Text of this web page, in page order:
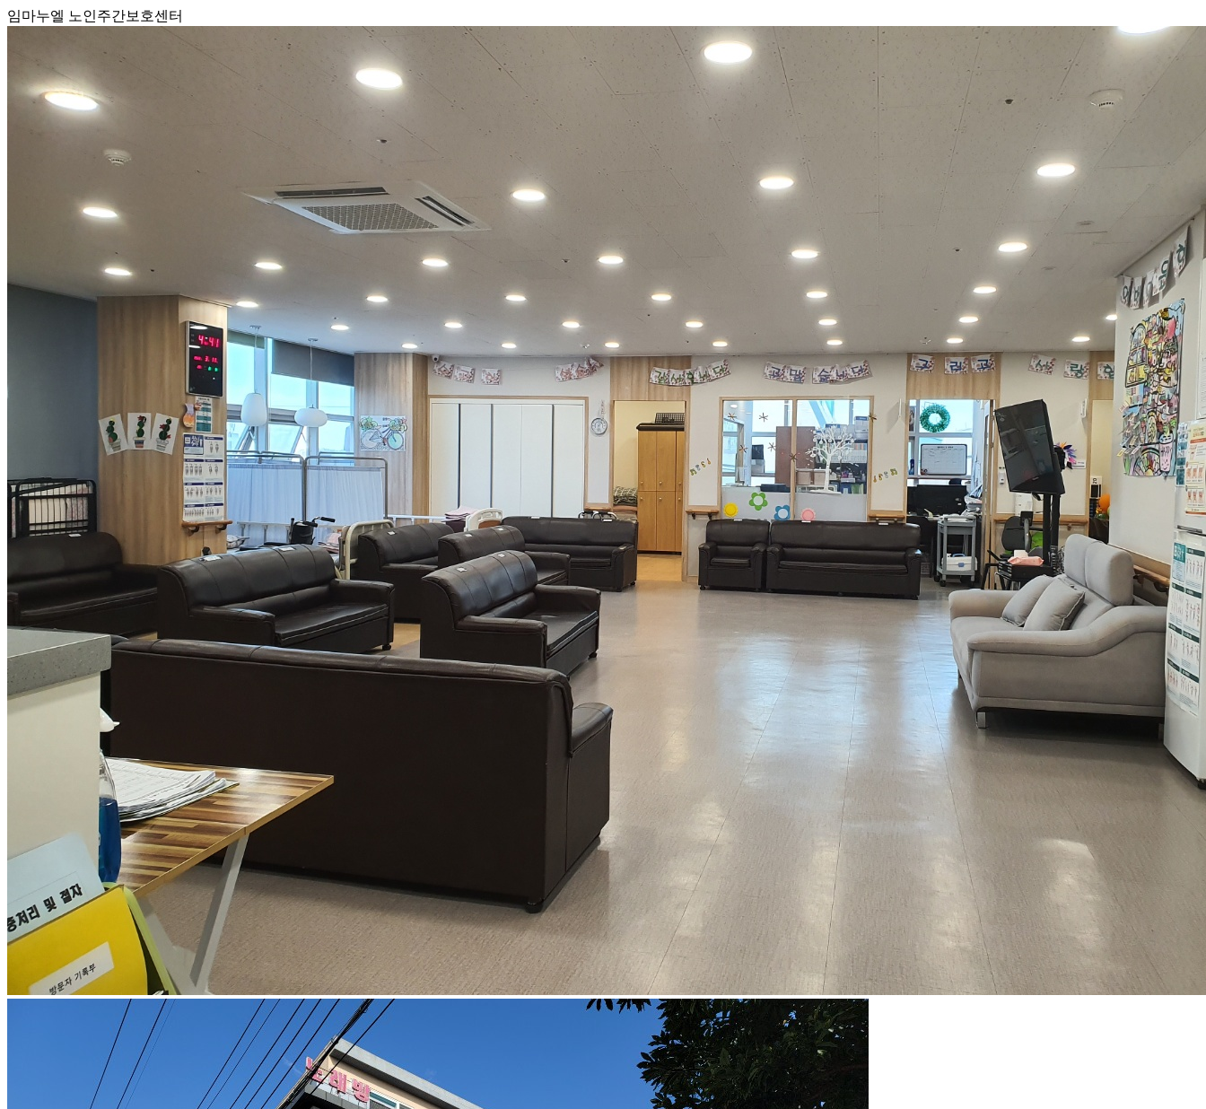
임마누엘 노인주간보호센터